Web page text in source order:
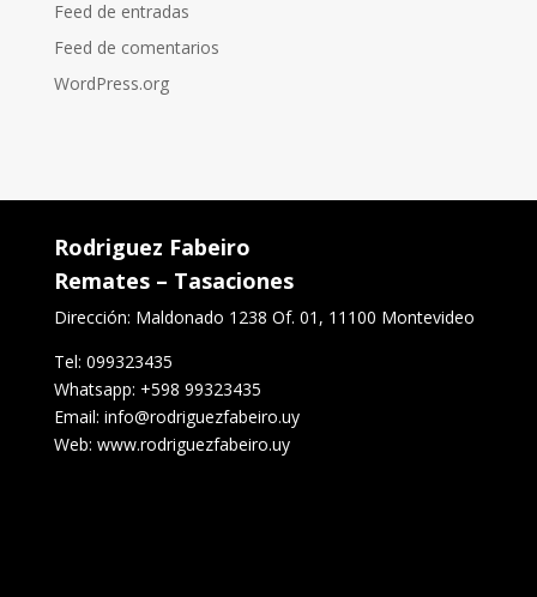
Feed de entradas
Feed de comentarios
WordPress.org
Rodriguez Fabeiro
Remates – Tasaciones
Dirección: Maldonado 1238 Of. 01, 11100 Montevideo
Tel: 099323435
Whatsapp: +598 99323435
Email: info@rodriguezfabeiro.uy
Web: www.rodriguezfabeiro.uy